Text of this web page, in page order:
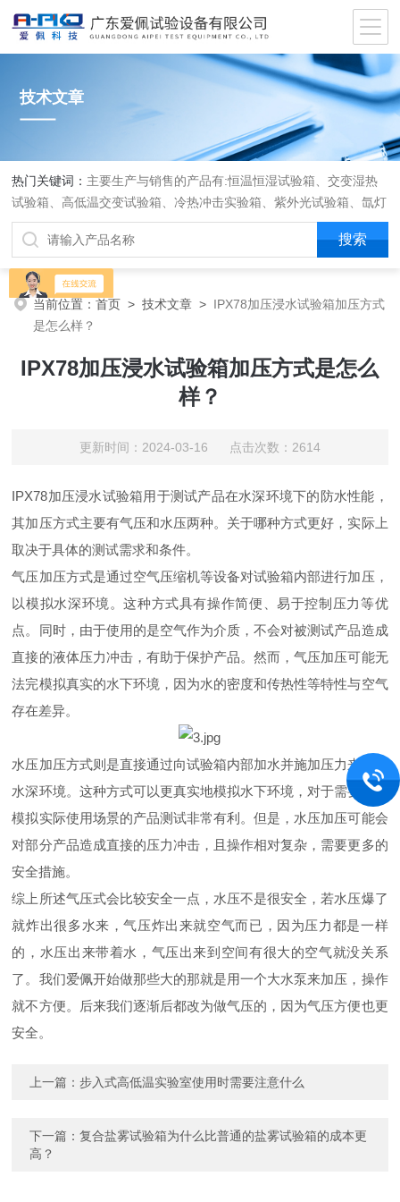
技术文章
热门关键词： 主要生产与销售的产品有:恒温恒湿试验箱、交变湿热
试验箱、高低温交变试验箱、冷热冲击实验箱、紫外光试验箱、氙灯
老化箱、恒温恒湿实验室、沙尘试验箱、淋雨试验箱、盐水喷雾试验
箱、各种振动试验台、拉力试验机、蒸汽老化试验机、跌落试验机、
插拔力试验机、按健寿命试验机、纸带耐磨擦试验机、工业烘烤箱
当前位置：首页 >技术文章 > IPX78加压浸水试验箱加压方式
是怎么样？
IPX78加压浸水试验箱加压方式是怎么
样？
更新时间：2024-03-16 点击次数：2614
IPX78加压浸水试验箱用于测试产品在水深环境下的防水性能，
其加压方式主要有气压和水压两种。关于哪种方式更好，实际上
取决于具体的测试需求和条件。
气压加压方式是通过空气压缩机等设备对试验箱内部进行加压，
以模拟水深环境。这种方式具有操作简便、易于控制压力等优
点。同时，由于使用的是空气作为介质，不会对被测试产品造成
直接的液体压力冲击，有助于保护产品。然而，气压加压可能无
法完模拟真实的水下环境，因为水的密度和传热性等特性与空气
存在差异。
水压加压方式则是直接通过向试验箱内部加水并施加压力来模拟
水深环境。这种方式可以更真实地模拟水下环境，对于需要高度
模拟实际使用场景的产品测试非常有利。但是，水压加压可能会
对部分产品造成直接的压力冲击，且操作相对复杂，需要更多的
安全措施。
综上所述气压式会比较安全一点，水压不是很安全，若水压爆了
就炸出很多水来，气压炸出来就空气而已，因为压力都是一样
的，水压出来带着水，气压出来到空间有很大的空气就没关系
了。我们爱佩开始做那些大的那就是用一个大水泵来加压，操作
就不方便。后来我们逐渐后都改为做气压的，因为气压方便也更
安全。
上一篇：步入式高低温实验室使用时需要注意什么
下一篇：复合盐雾试验箱为什么比普通的盐雾试验箱的成本更
高？